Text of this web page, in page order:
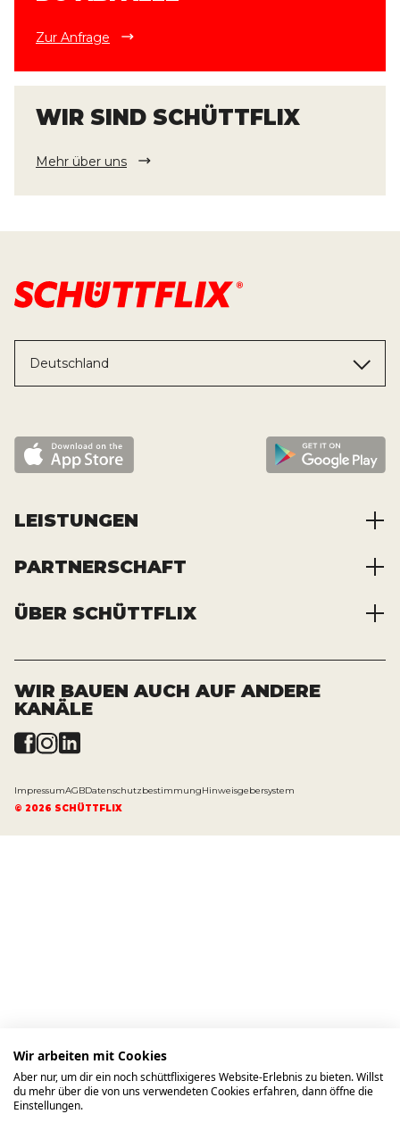
Zur Anfrage
WIR SIND SCHÜTTFLIX
Mehr über uns
Deutschland
LEISTUNGEN
Baustoffe kaufen
Container mieten
Transporte bestellen
PARTNERSCHAFT
Zusammenarbeit
Registrierung
ÜBER SCHÜTTFLIX
Über das Unternehmen
Offene Stellen
News und Presse
WIR BAUEN AUCH AUF ANDERE
KANÄLE
ImpressumAGBDatenschutzbestimmungHinweisgebersystem
© 2026 SCHÜTTFLIX
Wir arbeiten mit Cookies
Aber nur, um dir ein noch schüttflixigeres Website-Erlebnis zu bieten. Willst
du mehr über die von uns verwendeten Cookies erfahren, dann öffne die
Einstellungen.